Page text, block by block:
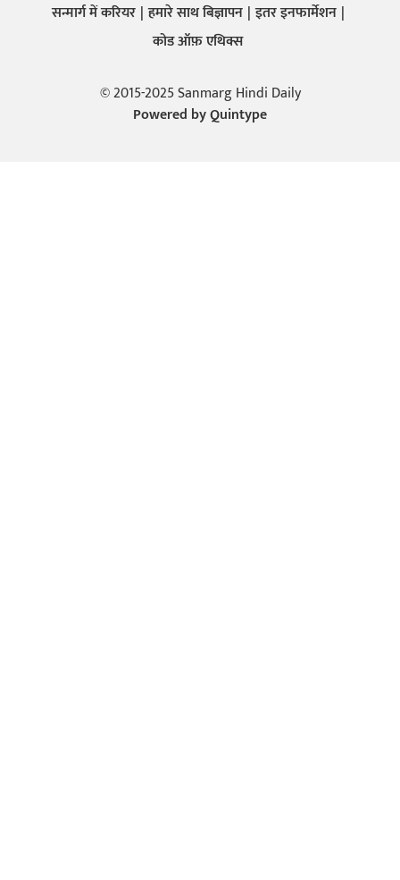
सन्मार्ग में करियर हमारे साथ बिज्ञापन इतर इनफार्मेशन
कोड ऑफ़ एथिक्स
© 2015-2025 Sanmarg Hindi Daily
Powered byQuintype